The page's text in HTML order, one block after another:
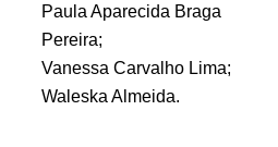
Paula Aparecida Braga
Pereira;
Vanessa Carvalho Lima;
Waleska Almeida.